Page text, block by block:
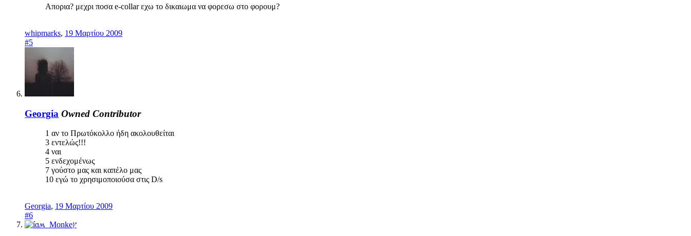
Απορια? μεχρι ποσα e-collar εχω το δικαιωμα να φορεσω στο φορουμ?
whipmarks, 19 Μαρτίου 2009
#5
Georgia Owned Contributor
1 αν το Πρωτόκολλο ήδη ακολουθείται
3 εντελώς!!!
4 ναι
5 ενδεχομένως
7 γούστο μας και καπέλο μας
10 εγώ το χρησιμοποιούσα στις D/s
Georgia, 19 Μαρτίου 2009
#6